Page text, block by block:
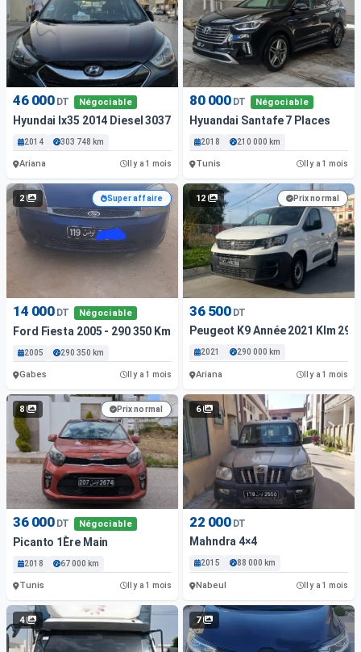
46 000 DT Négociable
Hyundai Ix35 2014 Diesel 303748 Km Boite Automatique
2014 303 748 km
Ariana Il y a 1 mois
80 000 DT Négociable
Hyuandai Santafe 7 Places
2018 210 000 km
Tunis Il y a 1 mois
2 Super affaire
14 000 DT Négociable
Ford Fiesta 2005 - 290 350 Km - Essence
2005 290 350 km
Gabes Il y a 1 mois
12 Prix normal
36 500 DT
Peugeot K9 Année 2021 Klm 290
2021 290 000 km
Ariana Il y a 1 mois
8 Prix normal
36 000 DT Négociable
Picanto 1Ère Main
2018 67 000 km
Tunis Il y a 1 mois
6
22 000 DT
Mahndra 4×4
2015 88 000 km
Nabeul Il y a 1 mois
4 7